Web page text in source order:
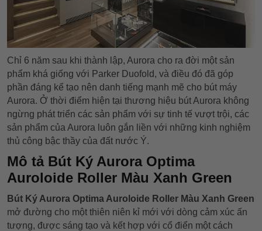
Chỉ 6 năm sau khi thành lập, Aurora cho ra đời một sản
phẩm khá giống với Parker Duofold, và điều đó đã góp
phần đáng kể tạo nên danh tiếng mạnh mẽ cho bút máy
Aurora. Ở thời điểm hiện tại thương hiệu bút Aurora không
ngừng phát triển các sản phẩm với sự tinh tế vượt trội, các
sản phẩm của Aurora luôn gắn liền với những kinh nghiệm
thủ công bậc thầy của đất nước Ý.
Mô tả Bút Ký Aurora Optima
Auroloide Roller Màu Xanh Green
Bút Ký Aurora Optima Auroloide Roller Màu Xanh Green
mở đường cho một thiên niên kỉ mới với dòng cảm xúc ấn
tượng, được sáng tạo và kết hợp với cổ điển một cách